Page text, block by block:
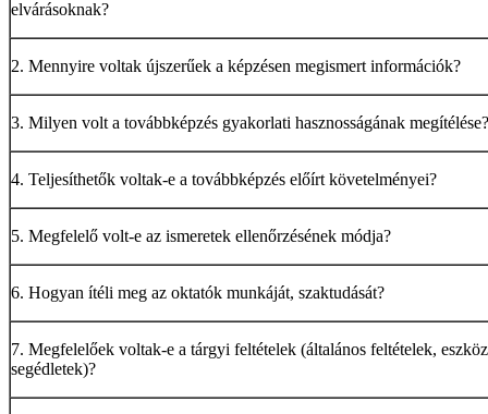
elvárásoknak?
2. Mennyire voltak újszerűek a képzésen megismert információk?
3. Milyen volt a továbbképzés gyakorlati hasznosságának megítélése?
4. Teljesíthetők voltak-e a továbbképzés előírt követelményei?
5. Megfelelő volt-e az ismeretek ellenőrzésének módja?
6. Hogyan ítéli meg az oktatók munkáját, szaktudását?
7. Megfelelőek voltak-e a tárgyi feltételek (általános feltételek,
segédletek)?